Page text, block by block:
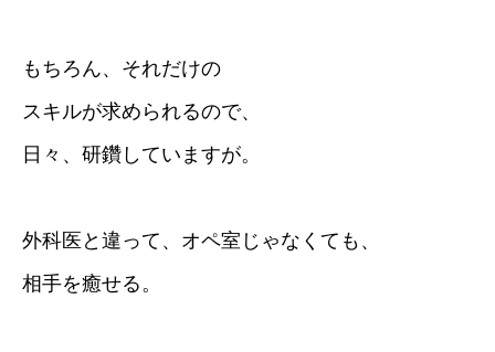
もちろん、それだけの
スキルが求められるので、
日々、研鑽していますが。
外科医と違って、オペ室じゃなくても、
相手を癒せる。